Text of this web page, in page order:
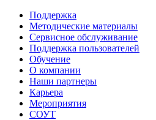
Поддержка
Методические материалы
Сервисное обслуживание
Поддержка пользователей
Обучение
О компании
Наши партнеры
Карьера
Мероприятия
СОУТ